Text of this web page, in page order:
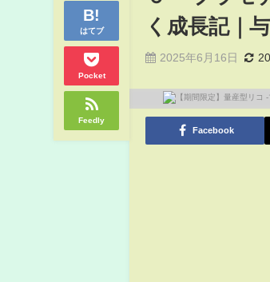
はてブ
Pocket
Feedly
く成長記｜
2025年6月16日
Facebook